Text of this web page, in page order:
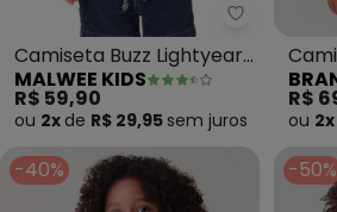
Malwee
Camiseta Buzz Lightyear®
em Malha (Bege)
MALWEE KIDS
R$ 59,90
ou 2x de R$ 29,95 sem juros
em
R$
ou 2x
-40% -50%